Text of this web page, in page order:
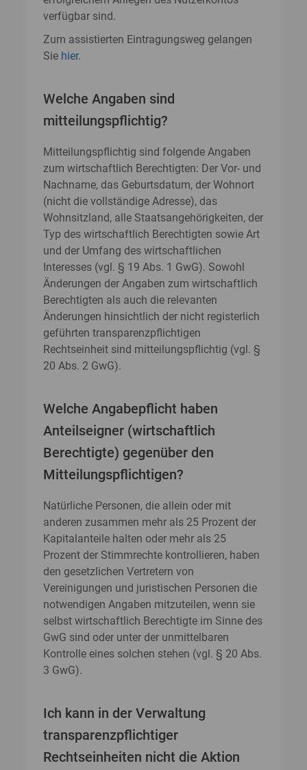
verfügbar sind.
Zum assistierten Eintragungsweg gelangen
Sie hier.
Welche Angaben sind
mitteilungspflichtig?
Mitteilungspflichtig sind folgende Angaben
zum wirtschaftlich Berechtigten: Der Vor- und
Nachname, das Geburtsdatum, der Wohnort
(nicht die vollständige Adresse), das
Wohnsitzland, alle Staatsangehörigkeiten, der
Typ des wirtschaftlich Berechtigten sowie Art
und der Umfang des wirtschaftlichen
Interesses (vgl. § 19 Abs. 1 GwG). Sowohl
Änderungen der Angaben zum wirtschaftlich
Berechtigten als auch die relevanten
Änderungen hinsichtlich der nicht registerlich
geführten transparenzpflichtigen
Rechtseinheit sind mitteilungspflichtig (vgl. §
20 Abs. 2 GwG).
Welche Angabepflicht haben
Anteilseigner (wirtschaftlich
Berechtigte) gegenüber den
Mitteilungspflichtigen?
Natürliche Personen, die allein oder mit
anderen zusammen mehr als 25 Prozent der
Kapitalanteile halten oder mehr als 25
Prozent der Stimmrechte kontrollieren, haben
den gesetzlichen Vertretern von
Vereinigungen und juristischen Personen die
notwendigen Angaben mitzuteilen, wenn sie
selbst wirtschaftlich Berechtigte im Sinne des
GwG sind oder unter der unmittelbaren
Kontrolle eines solchen stehen (vgl. § 20 Abs.
3 GwG).
Ich kann in der Verwaltung
transparenzpflichtiger
Rechtseinheiten nicht die Aktion